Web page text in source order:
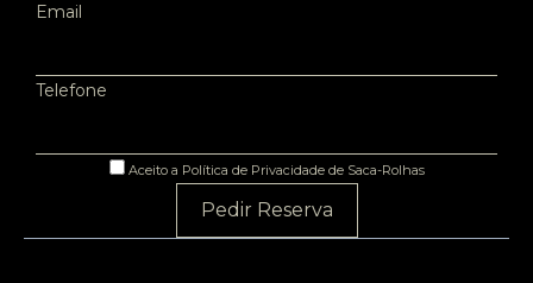
Email
Telefone
Aceito a Política de Privacidade de Saca-Rolhas
Pedir Reserva